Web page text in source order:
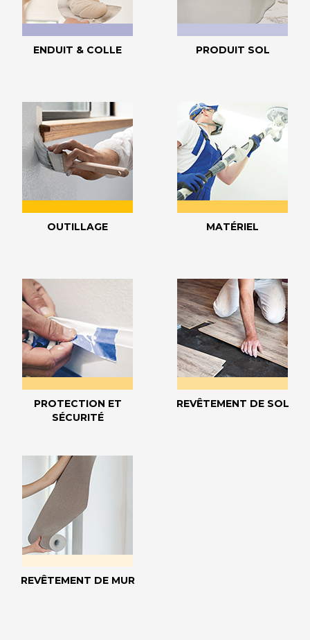
ENDUIT & COLLE PRODUIT SOL
OUTILLAGE MATÉRIEL
PROTECTION ET
SÉCURITÉ
REVÊTEMENT DE SOL
REVÊTEMENT DE MUR